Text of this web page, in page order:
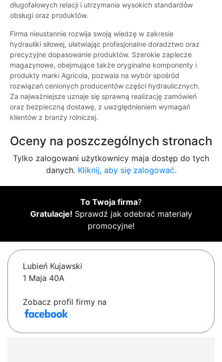
długofalowych relacji i utrzymania wysokich standardów
obsługi oraz produktów.
Firma nieustannie rozwija swoją wiedzę w zakresie
hydrauliki siłowej, ułatwiając profesjonalne doradztwo oraz
precyzyjne dopasowanie produktów. Szerokie zaplecze
magazynowe, obejmujące także oryginalne komponenty i
produkty marki Agricola, pozwala na wybór spośród
rozwiązań cenionych producentów części hydraulicznych.
Za najważniejsze uznaje się sprawną realizację zamówień
oraz bezpieczną dostawę, z uwzględnieniem wymagań
klientów z branży rolniczej.
Oceny na poszczególnych stronach
Tylko zalogowani użytkownicy maja dostęp do tych
danych. Kliknij, aby się zalogować.
To Twoja firma?
Gratulacje! Sprawdź jak odebrać materiały
promocyjne!
Lubień Kujawski
1 Maja 40A
Zobacz profil firmy na